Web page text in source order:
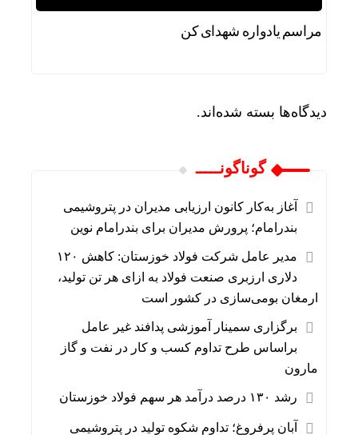
مراسم یادواره شهدای کن
دیدگاه‌ها بسته شده‌اند.
گوناگونـــــ
آغاز به‌کار کانون ارزیابی مدیران در پتروشیمی
بندرامام؛ پرورش مدیران برای بندرامام نوین
مدیر عامل شرکت فولاد خوزستان: کاهش ۱۲۰
دلاری ارزبری صنعت فولاد به ازای هر تن تولید،
ارمغان بومی‌سازی در کشور است
برگزاری سمینار آموزشی پدافند غیر عامل
براساس طرح تداوم کسب و کار در نفت و گاز
مارون
رشد ۱۳۰ درصد درآمد هر سهم فولاد خوزستان
آبانِ پرفروغ؛ تداوم شکوه تولید در پتروشیمی